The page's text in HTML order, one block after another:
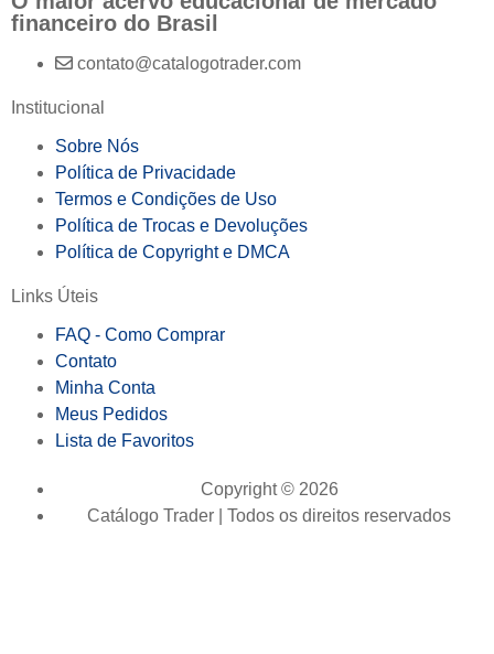
financeiro do Brasil
contato@catalogotrader.com
Institucional
Sobre Nós
Política de Privacidade
Termos e Condições de Uso
Política de Trocas e Devoluções
Política de Copyright e DMCA
Links Úteis
FAQ - Como Comprar
Contato
Minha Conta
Meus Pedidos
Lista de Favoritos
Copyright © 2026
Catálogo Trader | Todos os direitos reservados